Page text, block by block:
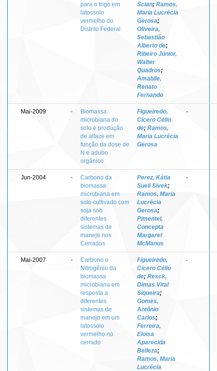
para o trigo em
latossolo
vermelho do
Distrito Federal
Scian; Ramos,
Maria Lucrécia
Gerosa;
Oliveira,
Sebastião
Alberto de;
Ribeiro Júnior,
Walter
Quadros;
Amabile,
Renato
Fernando
Mai-2009 -
Biomassa
microbiana do
solo e produção
de alface em
função da dose de
N e adubo
orgânico
Figueiredo,
Cícero Célio
de; Ramos,
Maria Lucrécia
Gerosa
-
Jun-2004 -
Carbono da
biomassa
microbiana em
solo cultivado com
soja sob
diferentes
sistemas de
manejo nos
Cerrados
Perez, Kátia
Sueli Sivek;
Ramos, Maria
Lucrécia
Gerosa;
Pimentel,
Concepta
Margaret
McManus
-
Mai-2007 -
Carbono e
Nitrogênio da
biomassa
microbiana em
resposta a
diferentes
sistemas de
manejo em um
latossolo
vermelho no
cerrado
Figueiredo,
Cícero Célio
de; Resck,
Dimas Vital
Siqueira;
Gomes,
Antônio
Carlos;
Ferreira,
Eloisa
Aparecida
Belleza;
Ramos, Maria
Lucrécia
-